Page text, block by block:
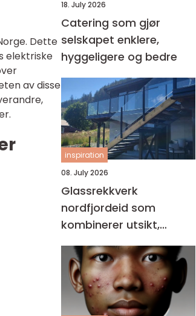
Dette
elektriske
av disse
18. July 2026
Catering som gjør
selskapet enklere,
hyggeligere og bedre
inspiration
08. July 2026
Glassrekkverk
nordfjordeid som
kombinerer utsikt,
sikkerhet og stil